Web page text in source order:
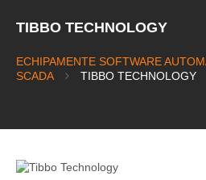
TIBBO TECHNOLOGY
ECHIPAMENTE SOFTWARE
SCADA
TIBBO TECHNOLOGY